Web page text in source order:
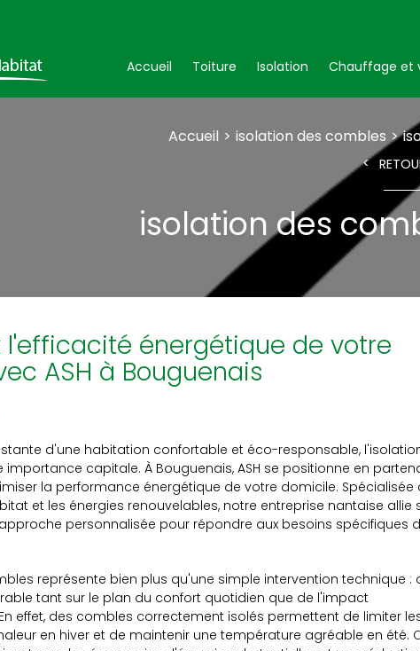
Accueil Toiture Isolation Chauffage et
Accueil isolation des combles
isolation des
l'efficacité énergétique de votre
ASH à Bouguenais
d'une habitation confortable et éco-responsable,
capitale. À Bouguenais, ASH se positionne en
la performance énergétique de votre domicile. Spécialisée
et les énergies renouvelables, notre entreprise nantaise allie
personnalisée pour répondre aux besoins spécifiques
représente bien plus qu'une simple intervention technique :
tant sur le plan du confort quotidien que de l'impact
effet, des combles correctement isolés permettent de limiter
en hiver et de maintenir une température agréable en été.